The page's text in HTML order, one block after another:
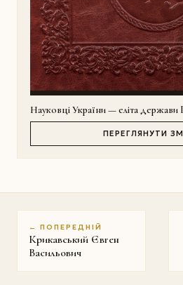
Науковці України — еліта держави
ПЕРЕГЛЯНУТИ
← ПОПЕРЕДНІЙ
Крикавський Євген
Васильович